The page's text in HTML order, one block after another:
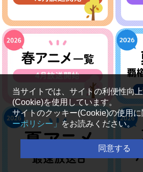
当サイトでは、サイトの利便性向
(Cookie)を使用しています。
サイトのクッキー(Cookie)の使用に
ーポリシー」 をお読みください。
同意する